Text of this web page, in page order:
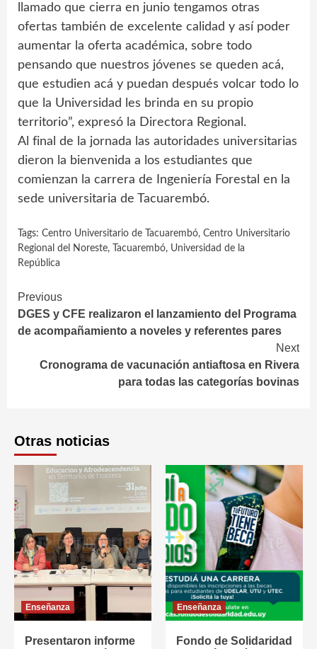
llamado que cierra en junio tengamos otras
ofertas también de excelente calidad y así poder
aumentar la oferta académica, sobre todo
pensando que nuestros jóvenes se queden acá,
que estudien acá y puedan después volcar todo lo
que la Universidad les brinda en su propio
territorio”, expresó la Directora Regional.
Al final de la jornada las autoridades universitarias
dieron la bienvenida a los estudiantes que
comienzan la carrera de Ingeniería Forestal en la
sede universitaria de Tacuarembó.
Tags: Centro Universitario de Tacuarembó, Centro Universitario
Regional del Noreste, Tacuarembó, Universidad de la
República
Continue
Reading
Previous
DGES y CFE realizaron el lanzamiento del Programa
de acompañamiento a noveles y referentes pares
Next
Cronograma de vacunación antiaftosa en Rivera
para todas las categorías bovinas
Otras noticias
Enseñanza
Presentaron informe
Enseñanza
Fondo de Solidaridad